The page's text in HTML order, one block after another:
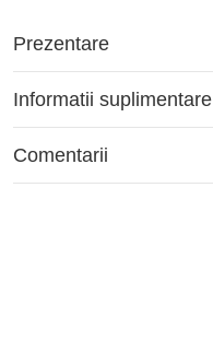
Prezentare
Informatii suplimentare
Comentarii